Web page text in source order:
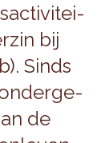
bij
Sinds
on­der­ge­
de